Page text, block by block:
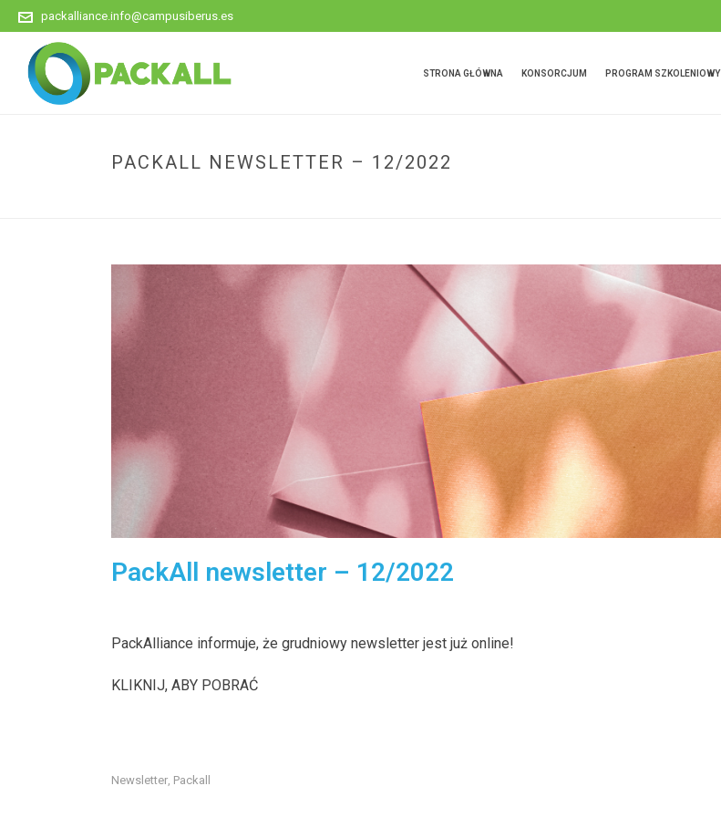
packalliance.info@campusiberus.es
STRONA GŁÓWNA KONSORCJUM PROGRAM SZKOLENIOWY
PACKALL NEWSLETTER – 12/2022
PackAll newsletter – 12/2022
PackAlliance informuje, że grudniowy newsletter jest już online!
KLIKNIJ, ABY POBRAĆ
Newsletter, Packall